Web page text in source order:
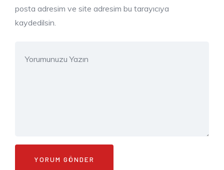
posta adresim ve site adresim bu tarayıcıya
kaydedilsin.